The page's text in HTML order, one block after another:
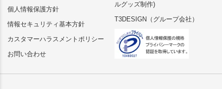
個人情報保護方針
情報セキュリティ基本方針
カスタマーハラスメントポリシー
お問い合わせ
ルグッズ制作)
T3DESIGN（グループ会社）